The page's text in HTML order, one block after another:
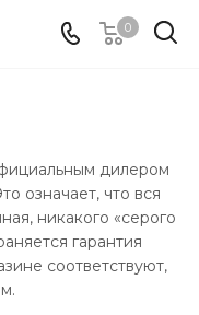
0
дилером
означает, что вся
никакого «серого
гарантия
соответствуют,